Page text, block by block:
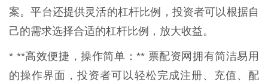
案。平台还提供灵活的杠杆比例，投资者可以根据自
己的需求选择合适的杠杆比例，放大收益。
* **高效便捷，操作简单：** 票配资网拥有简洁易用
的操作界面，投资者可以轻松完成注册、充值、配